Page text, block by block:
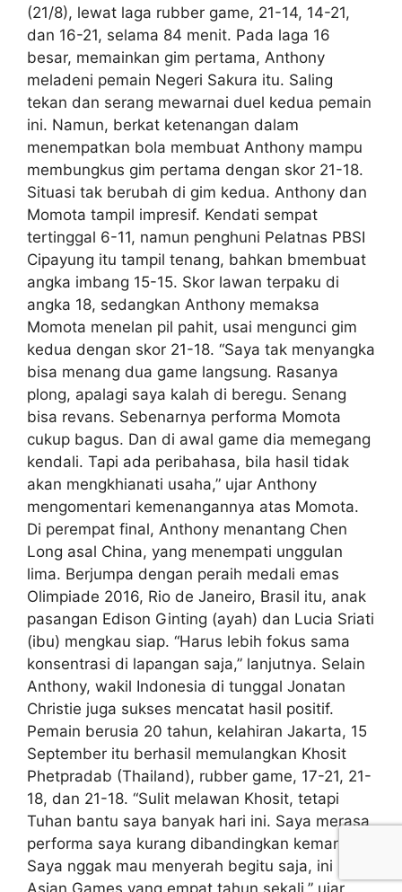
(21/8), lewat laga rubber game, 21-14, 14-21,
dan 16-21, selama 84 menit. Pada laga 16
besar, memainkan gim pertama, Anthony
meladeni pemain Negeri Sakura itu. Saling
tekan dan serang mewarnai duel kedua pemain
ini. Namun, berkat ketenangan dalam
menempatkan bola membuat Anthony mampu
membungkus gim pertama dengan skor 21-18.
Situasi tak berubah di gim kedua. Anthony dan
Momota tampil impresif. Kendati sempat
tertinggal 6-11, namun penghuni Pelatnas PBSI
Cipayung itu tampil tenang, bahkan bmembuat
angka imbang 15-15. Skor lawan terpaku di
angka 18, sedangkan Anthony memaksa
Momota menelan pil pahit, usai mengunci gim
kedua dengan skor 21-18. “Saya tak menyangka
bisa menang dua game langsung. Rasanya
plong, apalagi saya kalah di beregu. Senang
bisa revans. Sebenarnya performa Momota
cukup bagus. Dan di awal game dia memegang
kendali. Tapi ada peribahasa, bila hasil tidak
akan mengkhianati usaha,” ujar Anthony
mengomentari kemenangannya atas Momota.
Di perempat final, Anthony menantang Chen
Long asal China, yang menempati unggulan
lima. Berjumpa dengan peraih medali emas
Olimpiade 2016, Rio de Janeiro, Brasil itu, anak
pasangan Edison Ginting (ayah) dan Lucia Sriati
(ibu) mengkau siap. “Harus lebih fokus sama
konsentrasi di lapangan saja,” lanjutnya. Selain
Anthony, wakil Indonesia di tunggal Jonatan
Christie juga sukses mencatat hasil positif.
Pemain berusia 20 tahun, kelahiran Jakarta, 15
September itu berhasil memulangkan Khosit
Phetpradab (Thailand), rubber game, 17-21, 21-
18, dan 21-18. “Sulit melawan Khosit, tetapi
Tuhan bantu saya banyak hari ini. Saya merasa
performa saya kurang dibandingkan kemarin.
Saya nggak mau menyerah begitu saja, ini
Asian Games yang empat tahun sekali,” ujar